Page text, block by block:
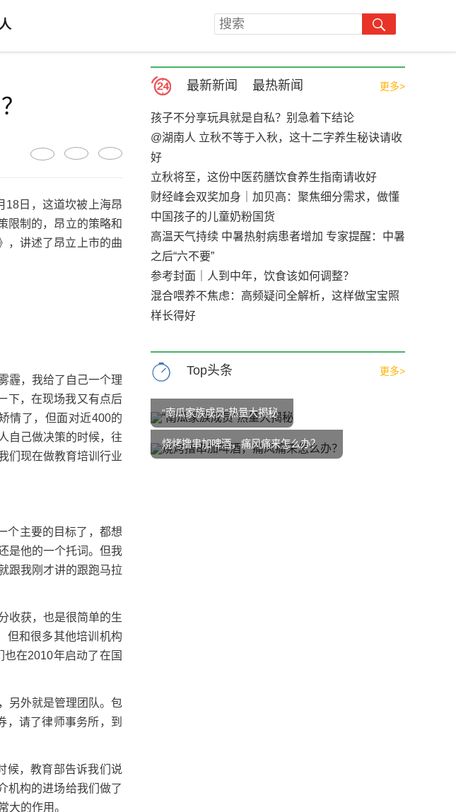
18日，这道坎被上海昂
限制的，昂立的策略和
，讲述了昂立上市的曲
霾，我给了自己一个理
下，在现场我又有点后
情了，但面对近400的
自己做决策的时候，往
们现在做教育培训行业
个主要的目标了，都想
是他的一个托词。但我
跟我刚才讲的跟跑马拉
收获，也是很简单的生
但和很多其他培训机构
在2010年启动了在国
另外就是管理团队。包
，请了律师事务所，到
候，教育部告诉我们说
机构的进场给我们做了
大的作用。
最新新闻 最热新闻 更多>
孩子不分享玩具就是自私？别急着下结论
@湖南人 立秋不等于入秋，这十二字养生秘诀请收
好
立秋将至，这份中医药膳饮食养生指南请收好
财经峰会双奖加身｜加贝高：聚焦细分需求，做懂
中国孩子的儿童奶粉国货
高温天气持续 中暑热射病患者增加 专家提醒：中暑
之后“六不要”
参考封面｜人到中年，饮食该如何调整？
混合喂养不焦虑：高频疑问全解析，这样做宝宝照
样长得好
Top头条 更多>
“南瓜家族成员”热量大揭秘
烧烤撸串加啤酒，痛风痛来怎么办？